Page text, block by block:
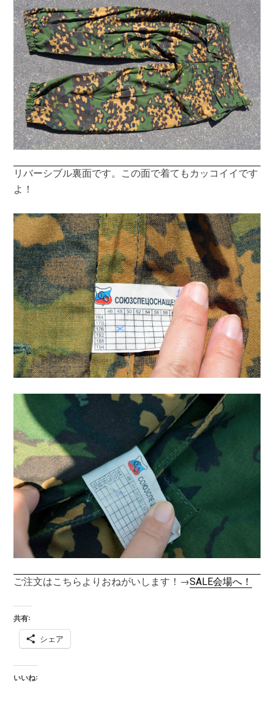
リバーシブル裏面です。この面で着てもカッコイイです
よ！
ご注文はこちらよりおねがいします！→SALE会場へ！
共有:
シェア
いいね: